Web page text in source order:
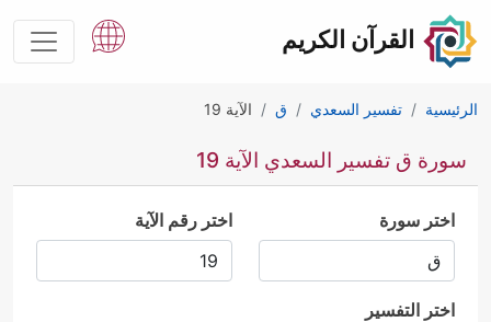
القرآن الكريم
الرئيسية تفسير السعدي ق الآية 19
سورة ق تفسير السعدي الآية 19
اختر سورة اختر رقم الآية
اختر التفسير